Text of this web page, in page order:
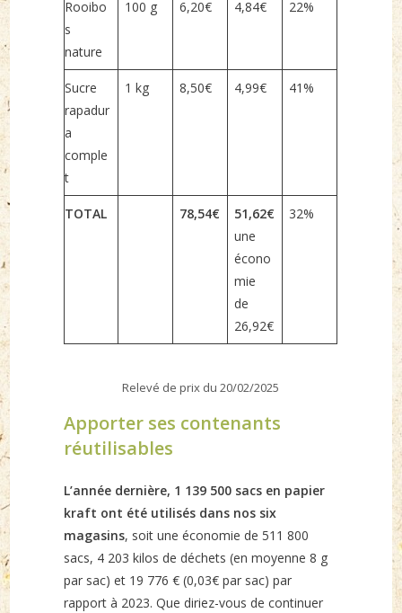
Rooibo
s
nature
100 g 6,20€ 4,84€ 22%
Sucre
rapadur
a
comple
t
1 kg 8,50€ 4,99€ 41%
TOTAL 78,54€
51,62€
une
écono
mie
de
26,92€
32%
Relevé de prix du 20/02/2025
Apporter ses contenants
réutilisables
L’année dernière, 1 139 500 sacs en papier
kraft ont été utilisés dans nos six
magasins, soit une économie de 511 800
sacs, 4 203 kilos de déchets (en moyenne 8 g
par sac) et 19 776 € (0,03€ par sac) par
rapport à 2023. Que diriez-vous de continuer